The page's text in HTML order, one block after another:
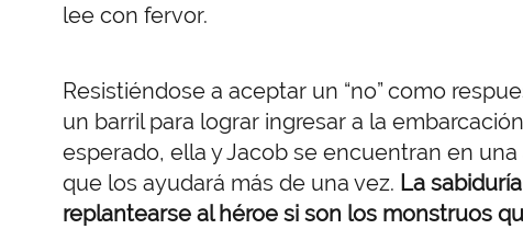
lee con fervor.
Resistiéndose a aceptar un “no” como
un barril para lograr ingresar a la
esperado, ella y Jacob se encuentran en
que los ayudará más de una vez. La
replantearse al héroe si son los monstruos